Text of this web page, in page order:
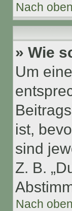
Nach oben
» Wie
Um
ist,
sind
Z. B.
Nach oben